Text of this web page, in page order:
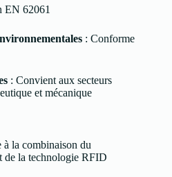
EN 62061
: Conforme
: Convient aux secteurs
et mécanique
à la combinaison du
de la technologie RFID